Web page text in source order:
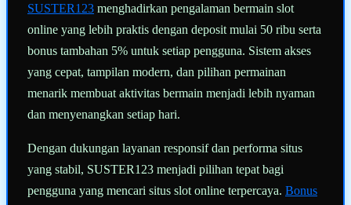
SUSTER123 menghadirkan pengalaman bermain slot
online yang lebih praktis dengan deposit mulai 50 ribu serta
bonus tambahan 5% untuk setiap pengguna. Sistem akses
yang cepat, tampilan modern, dan pilihan permainan
menarik membuat aktivitas bermain menjadi lebih nyaman
dan menyenangkan setiap hari.
Dengan dukungan layanan responsif dan performa situs
yang stabil, SUSTER123 menjadi pilihan tepat bagi
pengguna yang mencari situs slot online terpercaya. Bonus